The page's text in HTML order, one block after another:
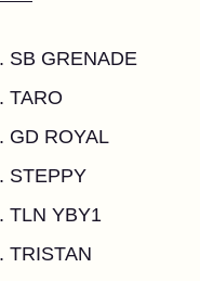
SB GRENADE
TARO
GD ROYAL
STEPPY
TLN YBY1
TRISTAN